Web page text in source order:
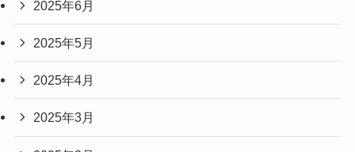
2025年6月
2025年5月
2025年4月
2025年3月